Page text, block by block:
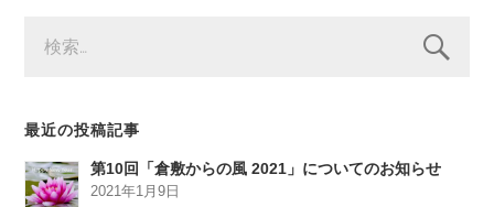
索:
最近の投稿記事
第10回「倉敷からの風 2021」についてのお知らせ
2021年1月9日